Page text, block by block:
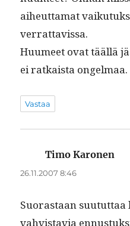
aiheut­ta­mat
verrattavissa.
Huumeet ovat tääl­lä
ei ratkaista ongelmaa.
Vastaa
Timo Karonen
26.11.2007 8:46
Suo­ras­taan suu­tut­taa
vahvis­tavia